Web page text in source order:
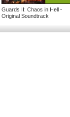
Guards II: Chaos in Hell -
Original Soundtrack